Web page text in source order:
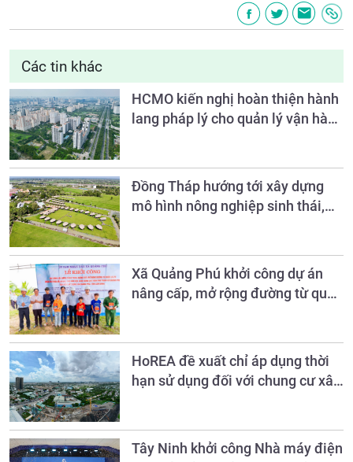
Các tin khác
HCMO kiến nghị hoàn thiện hành
lang pháp lý cho quản lý vận hành
Đồng Tháp hướng tới xây dựng
mô hình nông nghiệp sinh thái,
Xã Quảng Phú khởi công dự án
nâng cấp, mở rộng đường từ quốc
HoREA đề xuất chỉ áp dụng thời
hạn sử dụng đối với chung cư xây
Tây Ninh khởi công Nhà máy điện